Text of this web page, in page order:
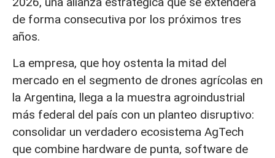
de forma consecutiva por los próximos tres
años.
La empresa, que hoy ostenta la mitad del
mercado en el segmento de drones agrícolas en
la Argentina, llega a la muestra agroindustrial
más federal del país con un planteo disruptivo:
consolidar un verdadero ecosistema AgTech
que combine hardware de punta, software de